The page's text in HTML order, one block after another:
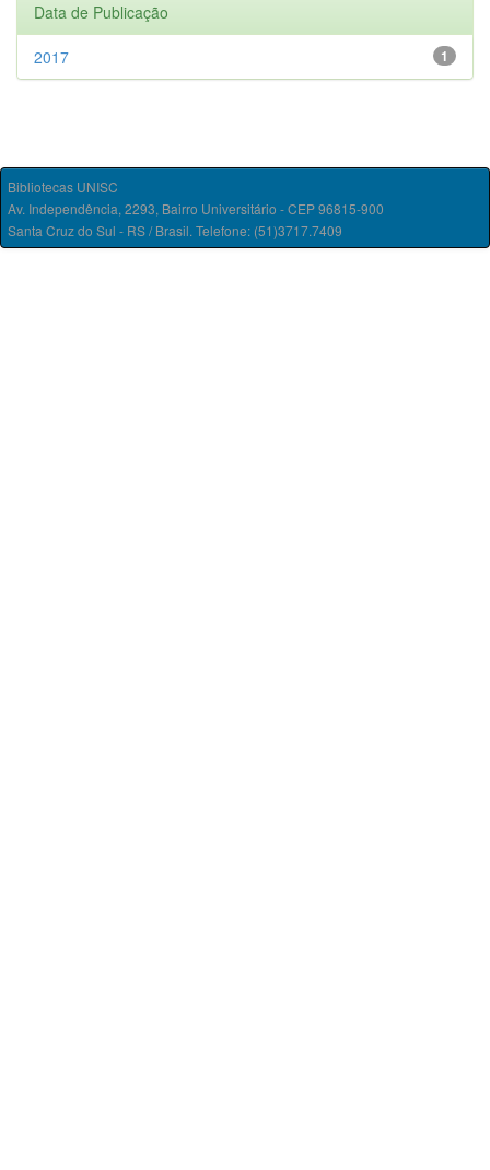
Data de Publicação
1
2017
Bibliotecas UNISC
Av. Independência, 2293, Bairro Universitário - CEP 96815-900
Santa Cruz do Sul - RS / Brasil. Telefone: (51)3717.7409